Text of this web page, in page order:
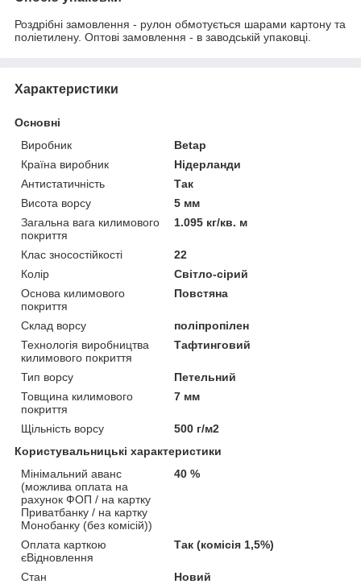
Роздрібні замовлення - рулон обмотується шарами картону та
поліетилену. Оптові замовлення - в заводській упаковці.
Характеристики
Основні
Виробник
Betap
Країна виробник
Нідерланди
Антистатичність
Так
Висота ворсу
5 мм
Загальна вага килимового
покриття
1.095 кг/кв. м
Клас зносостійкості
22
Колір
Світло-сірий
Основа килимового
покриття
Повстяна
Склад ворсу
поліпропілен
Технологія виробництва
килимового покриття
Тафтинговий
Тип ворсу
Петельний
Товщина килимового
покриття
7 мм
Щільність ворсу
500 г/м2
Користувальницькі характеристики
Мінімальний аванс
(можлива оплата на
рахунок ФОП / на картку
Приватбанку / на картку
Монобанку (без комісій))
40 %
Оплата карткою
єВідновлення
Так (комісія 1,5%)
Стан
Новий